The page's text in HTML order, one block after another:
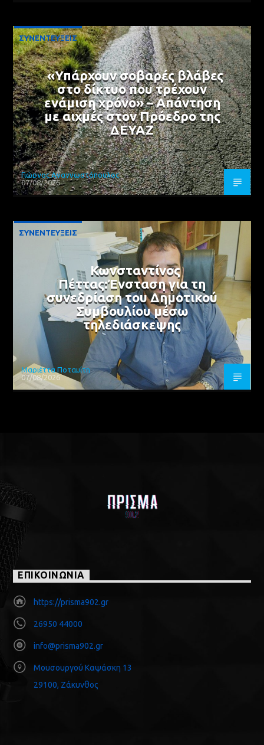
ΣΥΝΕΝΤΕΥΞΕΙΣ
«Υπάρχουν σοβαρές βλάβες
στο δίκτυο που τρέχουν
ενάμιση χρόνο» – Απάντηση
με αιχμές στον Πρόεδρο της
ΔΕΥΑΖ
Γιώργος Αναγνωστόπουλος
07/08/2026
ΣΥΝΕΝΤΕΥΞΕΙΣ
Κωνσταντίνος
Πέττας:Ένσταση για τη
συνεδρίαση του Δημοτικού
Συμβουλίου μέσω
τηλεδιάσκεψης
Μαριέττα Ποταμίτη
07/08/2026
ΕΠΙΚΟΙΝΩΝΙΑ
https://prisma902.gr
26950 44000
info@prisma902.gr
Μουσουργού Καψάσκη 13
29100, Ζάκυνθος